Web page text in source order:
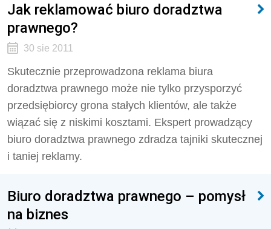
Jak reklamować biuro doradztwa
prawnego?
30 sie 2011
Skutecznie przeprowadzona reklama biura
doradztwa prawnego może nie tylko przysporzyć
przedsiębiorcy grona stałych klientów, ale także
wiązać się z niskimi kosztami. Ekspert prowadzący
biuro doradztwa prawnego zdradza tajniki skutecznej
i taniej reklamy.
Biuro doradztwa prawnego – pomysł
na biznes